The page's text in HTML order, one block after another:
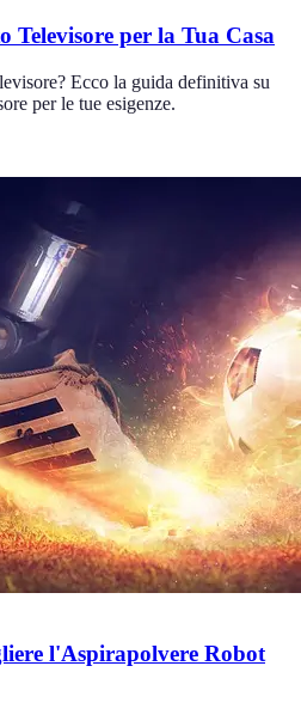
Televisore per la Tua Casa
Ecco la guida definitiva su
per le tue esigenze.
l'Aspirapolvere Robot